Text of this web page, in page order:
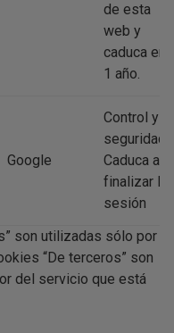
de esta
web y
caduca en
1 año.
Google
Control y
seguridad.
Caduca al
finalizar la
sesión
son utilizadas sólo por
“De terceros” son
del servicio que está